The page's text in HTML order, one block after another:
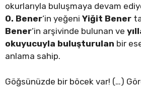
okurlarıyla buluşmaya devam
O. Bener‘in yeğeni Yiğit Bener
Bener‘in arşivinde bulunan ve
okuyucuyla buluşturulan bir
anlama sahip.
Göğsünüzde bir böcek var! (…)